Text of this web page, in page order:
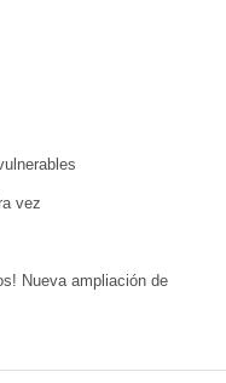
vez
Nueva ampliación de